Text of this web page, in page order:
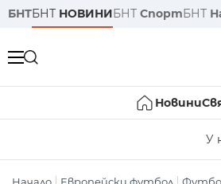
БНТБНТ НОВИНИБНТ СпортБНТ
Новини
У